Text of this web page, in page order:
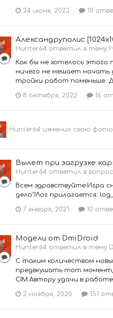
24 июня, 2023 10
Александруполис
Hunter64 ответил в тему
Как бы не хотелось этого
ничего не мешает начать
тройки работ поменьше.
8 октября, 2022 16
Hunter64 изменил свою
Вылет при загрузке
Hunter64 ответил в
Всем здравствуйте.Игра
дело?Лог прилагается:
7 января, 2021 10
Модели от DmiDroid
Hunter64 ответил в тему
С таким количеством
предвкушать тот
CIM.Автору удачи в
2 ноября, 2020 151